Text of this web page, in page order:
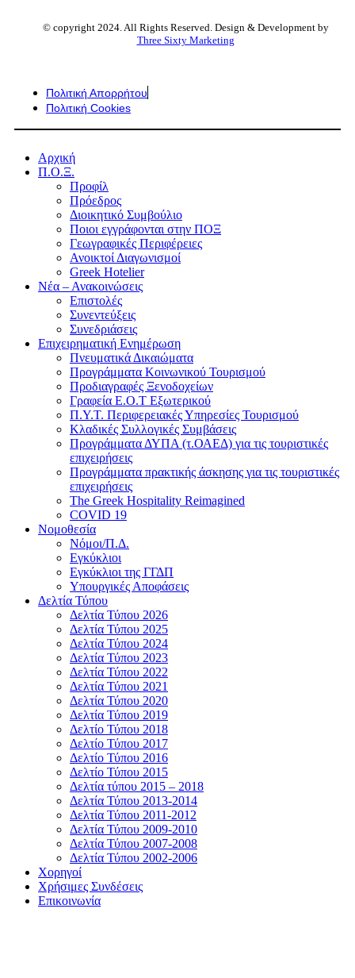
© copyright 2024. All Rights Reserved. Design & Development by
Three Sixty Marketing
Πολιτική Απορρήτου
Πολιτική Cookies
Αρχική
Π.Ο.Ξ.
Προφίλ
Πρόεδρος
Διοικητικό Συμβούλιο
Ποιοι εγγράφονται στην ΠΟΞ
Γεωγραφικές Περιφέρειες
Ανοικτοί Διαγωνισμoί
Greek Hotelier
Νέα – Ανακοινώσεις
Επιστολές
Συνεντεύξεις
Συνεδριάσεις
Επιχειρηματική Ενημέρωση
Πνευματικά Δικαιώματα
Προγράμματα Κοινωνικού Τουρισμού
Προδιαγραφές Ξενοδοχείων
Γραφεία Ε.Ο.Τ Εξωτερικού
Π.Υ.Τ. Περιφερειακές Υπηρεσίες Τουρισμού
Κλαδικές Συλλογικές Συμβάσεις
Προγράμματα ΔΥΠΑ (τ.ΟΑΕΔ) για τις τουριστικές
επιχειρήσεις
Προγράμματα πρακτικής άσκησης για τις τουριστικές
επιχειρήσεις
The Greek Hospitality Reimagined
COVID 19
Νομοθεσία
Νόμοι/Π.Δ.
Εγκύκλιοι
Εγκύκλιοι της ΓΓΔΠ
Υπουργικές Αποφάσεις
Δελτία Τύπου
Δελτία Τύπου 2026
Δελτία Τύπου 2025
Δελτία Τύπου 2024
Δελτία Τύπου 2023
Δελτία Τύπου 2022
Δελτία Τύπου 2021
Δελτία Τύπου 2020
Δελτία Τύπου 2019
Δελτίο Τύπου 2018
Δελτίο Τύπου 2017
Δελτίο Τύπου 2016
Δελτίο Τύπου 2015
Δελτία τύπου 2015 – 2018
Δελτία Τύπου 2013-2014
Δελτία Τύπου 2011-2012
Δελτία Τύπου 2009-2010
Δελτία Τύπου 2007-2008
Δελτία Τύπου 2002-2006
Χορηγοί
Χρήσιμες Συνδέσεις
Επικοινωνία